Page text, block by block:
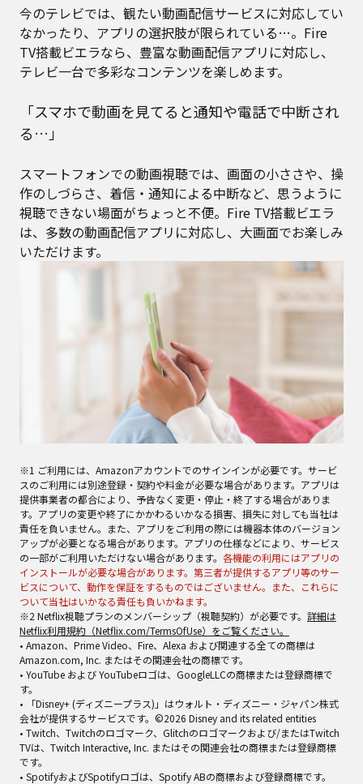
今のテレビでは、観たい動画配信サービスに対応してい
なかったり、アプリの選択肢が限られている…。Fire
TV搭載ビエラなら、豊富な動画配信アプリに対応し、
テレビ一台で多彩なコンテンツを楽しめます。
「スマホで動画を見てると通知や電話で中断され
る…」
スマートフォンでの動画視聴では、画面の小ささや、操
作のしづらさ、着信・通知による中断など、思うように
視聴できない場面がちょっと不便。Fire TV搭載ビエラ
は、多数の動画配信アプリに対応し、大画面でお楽しみ
いただけます。
※1 ご利用には、Amazonアカウントでのサインインが必要です。サービ
スのご利用には別途登録・契約や料金が必要な場合があります。アプリは
提供事業者の都合により、予告なく変更・停止・終了する場合がありま
す。アプリの変更や終了にかかわるいかなる損害、損失に対しても当社は
責任を負いません。また、アプリをご利用の際には機器本体のバージョン
アップが必要となる場合があります。アプリの仕様などにより、サービス
の一部がご利用いただけない場合があります。 各機能の利用にはアプリの
インストールが必要な場合があります。第三者が提供するアプリ等のサー
ビスについて、動作を保証をするものではございません。また、これらに
ついて当社はいかなる責任も負いかねます。
※2 Netflix視聴プランのメンバーシップ（視聴契約）が必要です。 詳細は
Netflix利用規約（Netflix.com/TermsOfUse）をご覧ください。
• Amazon、Prime Video、Fire、Alexa および関連する全ての商標は
Amazon.com, Inc. またはその関連会社の商標です。
• YouTube および YouTubeロゴは、GoogleLLCの商標または登録商標で
す。
• 「Disney+ (ディズニープラス)」はウォルト・ディズニー・ジャパン株式
会社が提供するサービスです。©2026 Disney and its related entities
• Twitch、Twitchのロゴマーク、Glitchのロゴマークおよび/またはTwitch
TVは、Twitch Interactive, Inc. またはその関連会社の商標または登録商標
です。
• SpotifyおよびSpotifyロゴは、Spotify ABの商標および登録商標です。